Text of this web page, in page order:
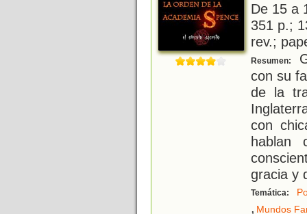
De 15 a
351 p.;
rev.;
Resumen:
con su
de la
con
hablan
gracia y
Temática:
, Mundos